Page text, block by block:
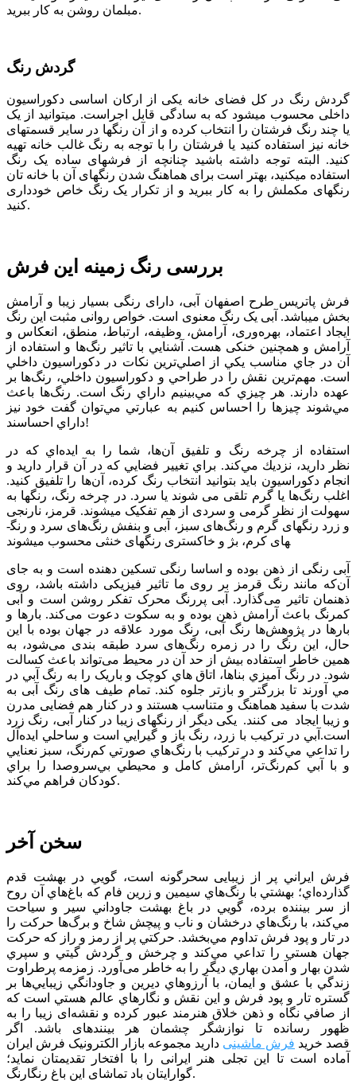
مبلمان روشن به کار ببرید.
گردش رنگ
گردش رنگ در کل فضای خانه یکی از ارکان اساسی دکوراسیون
داخلی محسوب می­شود که به سادگی قابل اجراست. می­توانید از یک
یا چند رنگ فرش­تان را انتخاب کرده و از آن رنگ­ها در سایر قسمت­های
خانه نیز استفاده کنید یا فرشتان را با توجه به رنگ غالب خانه تهیه
کنید. البته توجه داشته باشید چنانچه از فرش­های ساده یک رنگ
استفاده می­کنید، بهتر است برای هماهنگ شدن رنگ­های آن با خانه­ تان
رنگ­های مکملش را به کار ببرید و از تکرار یک رنگ خاص خودداری
کنید.
بررسی رنگ زمینه این فرش
فرش پاتریس طرح اصفهان آبی، دارای رنگی بسیار زیبا و آرامش
بخش می­باشد. آبی یک رنگ معنوی است. خواص روانی مثبت این رنگ
ایجاد اعتماد، بهره‌وری، آرامش، وظیفه، ارتباط، منطق، انعکاس و
آرامش و همچنین خنکی هست. آشنايي با تاثير رنگ‌ها و استفاده از
آن‌ در جاي مناسب يكي از اصلي‌ترين نكات در دكوراسيون داخلي
است. مهم‌ترين نقش را در طراحي و دكوراسيون داخلي، رنگ‌ها بر
عهده دارند. هر چيزي كه مي‌بينيم داراي رنگ است. رنگ‌ها باعث
مي‌شوند چيزها را احساس كنيم به عبارتي مي‌توان گفت خود نيز
داراي احساسند!
استفاده از چرخه رنگ و تلفيق آن‌ها، شما را به ايده‌اي كه در
نظر داريد، نزديك مي‌كند. براي تغيير فضايي كه در آن قرار داريد و
انجام دكوراسيون بايد بتوانيد انتخاب رنگ كرده، آن‌ها را تلفيق كنيد.
اغلب رنگ‌ها يا گرم تلقی می شوند يا سرد. در چرخه رنگ، رنگ­ها به
سهولت از نظر گرمی و سردی از هم تفکيک می­شوند. قرمز، نارنجی
و زرد رنگ­های گرم و رنگ‌های سبز، آبی و بنفش رنگ‌های سرد و رنگ­
های کرم، بژ و خاکستری رنگهای خنثی محسوب می­شوند
آبی رنگی از ذهن بوده و اساسا رنگی تسکین دهنده است و به جای
آن‌که مانند رنگ قرمز بر روی ما تاثیر فیزیکی داشته باشد، روی
ذهنمان تاثیر می‌گذارد. آبی پررنگ محرک تفکر روشن است و آبی
کمرنگ باعث آرامش ذهن بوده و به سکوت دعوت می‌کند. بارها و
بارها در پژوهش‌ها رنگ آبی، رنگ مورد علاقه در جهان بوده با این
حال، این رنگ را در زمره رنگ‌های سرد طبقه بندی می‌شود، به
همین خاطر استفاده بیش از حد آن در محیط می‌تواند باعث کسالت
شود. در رنگ آميزي بناها، اتاق هاي کوچک و باريک را به رنگ آبي در
مي آورند تا بزرگتر و بازتر جلوه کند. تمام طیف های رنگ آبی به
شدت با سفید هماهنگ و متناسب هستند و در کنار هم فضایی مدرن
و زیبا ایجاد می کنند. یکی دیگر از رنگهای زیبا در کنار آبی، رنگ زرد
است.آبي در تركيب با زرد، رنگ باز و گيرايي است و ساحلي ايده‌آل
را تداعي مي‌كند و در تركيب با رنگ‌هاي صورتي كم‌رنگ، سبز نعنايي
و با آبي كم‌رنگ‌تر، آرامش ‌كامل و محيطي بي‌سروصدا را براي
كودكان فراهم مي‌كند.
سخن آخر
فرش ايراني پر از زيبایی سحرگونه است، گويي در بهشت قدم
گذارده‌اي؛ بهشتي با رنگ‌هاي سيمين و زرين فام كه باغ‌هاي آن روح
از سر بيننده برده، ‌گويي در باغ بهشت جاوداني سير و سياحت
مي‌كند، با رنگ‌هاي درخشان و ناب و پیچش شاخ و برگ‌ها حركت را
در تار و پود فرش تداوم مي‌بخشد. حركتي پر از رمز و راز كه حركت
جهان هستي را تداعي مي‌كند و چرخش و گردش گيتي و سپري
شدن بهار و آمدن بهاري ديگر را به خاطر می‌آورد. زمزمه پرطراوت
زندگي با عشق و ايمان، با آرزوهاي ديرين و جاودانگي زيبايي‌ها بر
گستره تار و پود فرش و اين نقش و نگارهاي عالم هستي است كه
از صافي نگاه و ذهن خلاق هنرمند عبور كرده و نقشه‌ای زیبا را به
ظهور رسانده تا نوازشگر چشمان هر بیننده­ای باشد. اگر
قصد خرید فرش ماشینی دارید مجموعه بازار الکترونیک فرش ایران
آماده است تا این تجلی هنر ایرانی را با افتخار تقدیمتان نماید؛
گوارایتان باد تماشای این باغ رنگارنگ.